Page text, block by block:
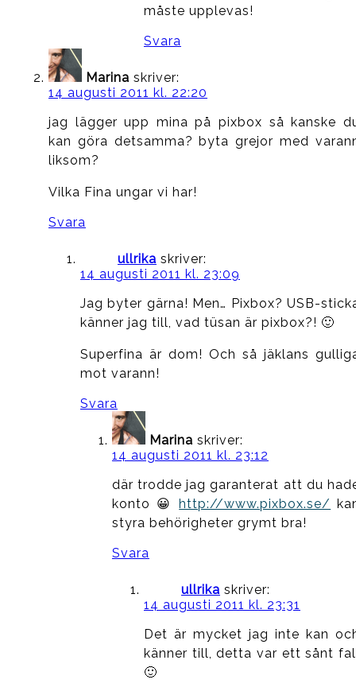
måste upplevas!
Svara
Marina skriver:
14 augusti 2011 kl. 22:20
jag lägger upp mina på pixbox så kanske
kan göra detsamma? byta grejor med
liksom?
Vilka Fina ungar vi har!
Svara
ullrika skriver:
14 augusti 2011 kl. 23:09
Jag byter gärna! Men… Pixbox? USB-
känner jag till, vad tüsan är pixbox?! 🙂
Superfina är dom! Och så jäklans
mot varann!
Svara
Marina skriver:
14 augusti 2011 kl. 23:12
där trodde jag garanterat att du
konto 😀http://www.pixbox.se/
styra behörigheter grymt bra!
Svara
ullrika skriver:
14 augusti 2011 kl. 23:31
Det är mycket jag inte kan
känner till, detta var ett sånt
🙂